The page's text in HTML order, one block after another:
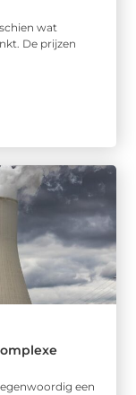
wat
De prijzen
een